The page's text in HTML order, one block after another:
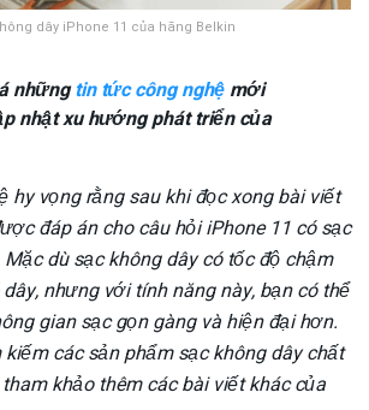
dây iPhone 11 của hãng Belkin
nhữngtin tức công nghệ mới
nhật xu hướng phát triển của
hy vọng rằng sau khi đọc xong bài viết
đáp án cho câu hỏi iPhone 11 có sạc
dù sạc không dây có tốc độ chậm
nhưng với tính năng này, bạn có thể
gian sạc gọn gàng và hiện đại hơn.
các sản phẩm sạc không dây chất
khảo thêm các bài viết khác của